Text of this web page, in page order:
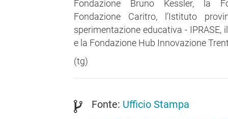
Fondazione Bruno Kessler, la
Fondazione Caritro, l’Istituto
sperimentazione educativa - IPRASE,
e la Fondazione Hub Innovazione
(tg)
Fonte: Ufficio Stampa